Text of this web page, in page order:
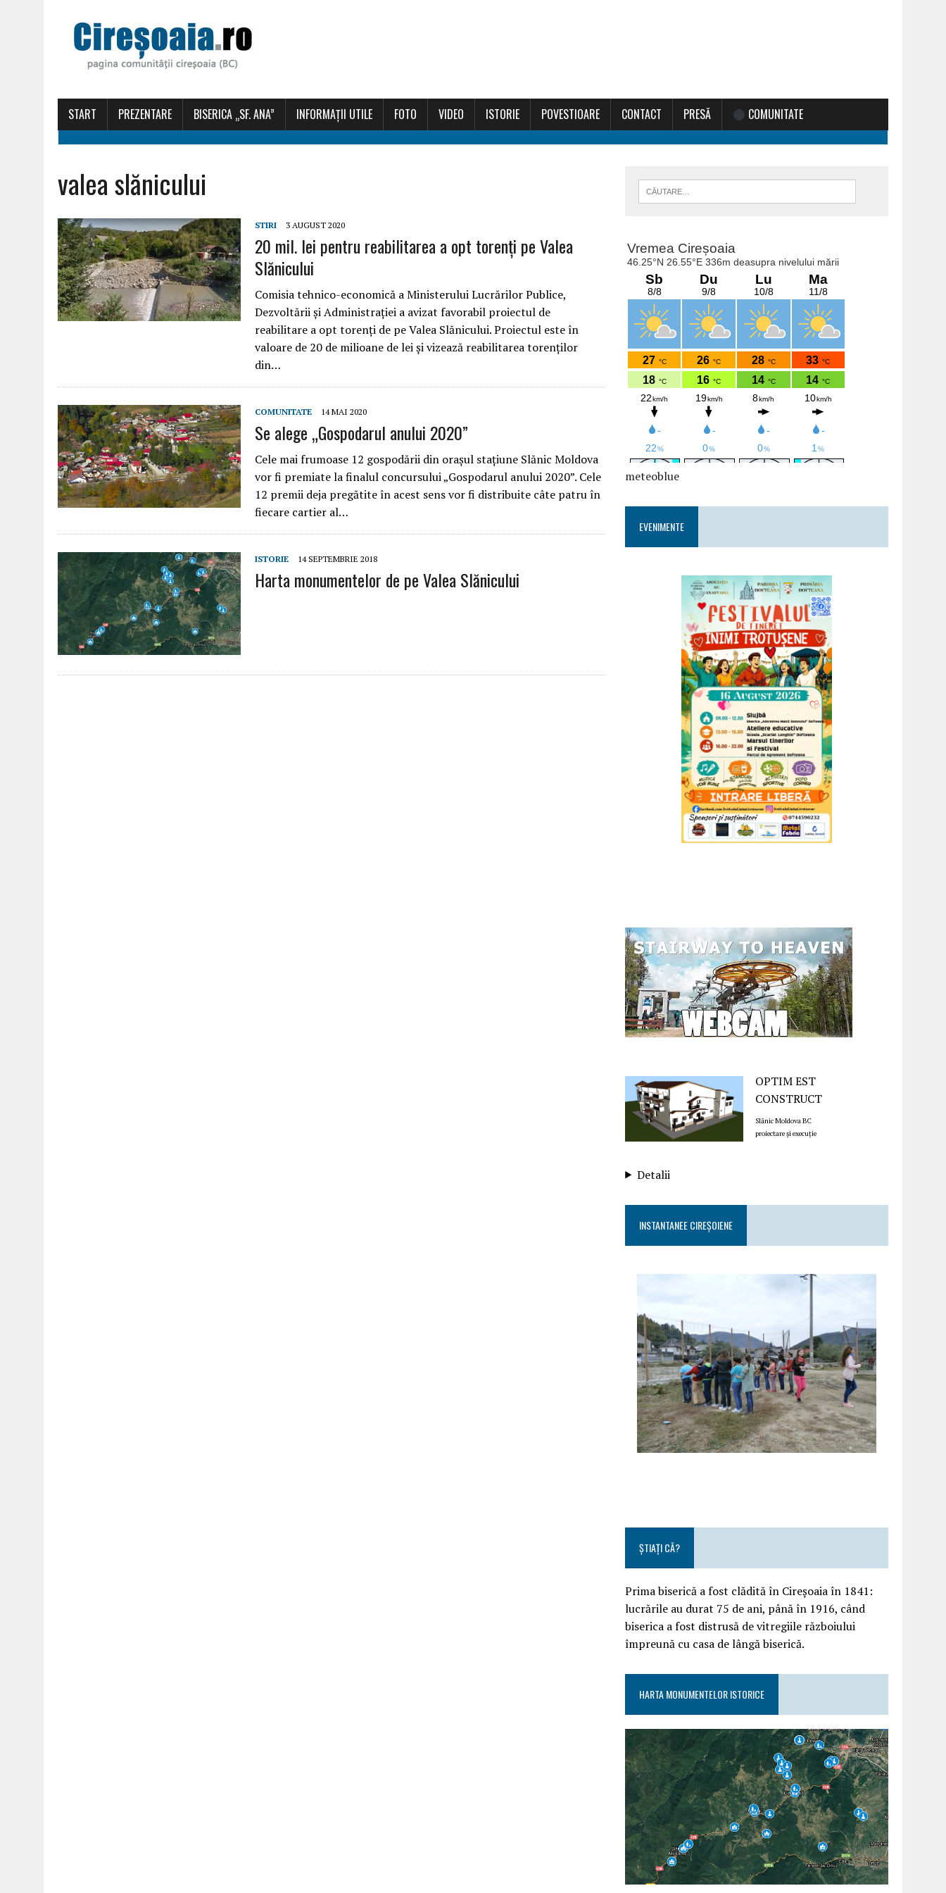
START PREZENTARE BISERICA „SF. ANA” INFORMAȚII UTILE FOTO VIDEO ISTORIE POVESTIOARE CONTACT PRESĂ COMUNITATE
valea slănicului
STIRI 3 AUGUST 2020
20 mil. lei pentru reabilitarea a opt torenți pe Valea
Slănicului
Comisia tehnico-economică a Ministerului Lucrărilor Publice,
Dezvoltării și Administrației a avizat favorabil proiectul de
reabilitare a opt torenți de pe Valea Slănicului. Proiectul este în
valoare de 20 de milioane de lei și vizează reabilitarea torenților
din…
COMUNITATE 14 MAI 2020
Se alege „Gospodarul anului 2020”
Cele mai frumoase 12 gospodării din orașul stațiune Slănic Moldova
vor fi premiate la finalul concursului „Gospodarul anului 2020”. Cele
12 premii deja pregătite în acest sens vor fi distribuite câte patru în
fiecare cartier al…
ISTORIE 14 SEPTEMBRIE 2018
Harta monumentelor de pe Valea Slănicului
meteoblue
EVENIMENTE
OPTIM EST
CONSTRUCT
Slănic Moldova BC
proiectare și execuție
Detalii
INSTANTANEE CIREȘOIENE
ȘTIAȚI CĂ?
Prima biserică a fost clădită în Cireșoaia în 1841:
lucrările au durat 75 de ani, până în 1916, când
biserica a fost distrusă de vitregiile războiului
împreună cu casa de lângă biserică.
HARTA MONUMENTELOR ISTORICE